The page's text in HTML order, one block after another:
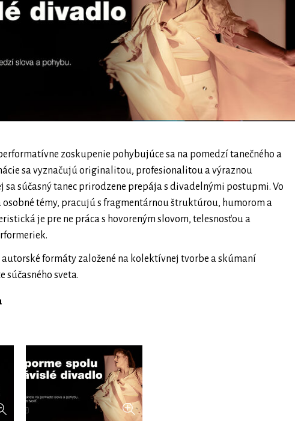
zoskupenie pohybujúce sa na pomedzí tanečného a
sa vyznačujú originalitou, profesionalitou a výraznou
súčasný tanec prirodzene prepája s divadelnými postupmi. Vo
témy, pracujú s fragmentárnou štruktúrou, humorom a
je pre ne práca s hovoreným slovom, telesnosťou a
formáty založené na kolektívnej tvorbe a skúmaní
súčasného sveta.